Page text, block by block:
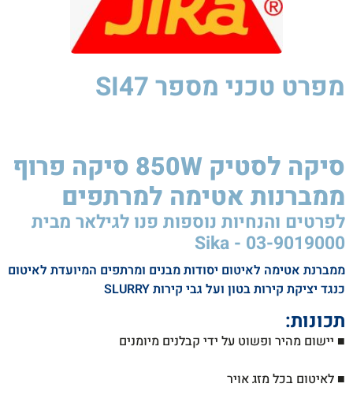
מפרט טכני מספר SI47
סיקה לסטיק 850W סיקה פרוף
ממברנות אטימה למרתפים​
לפרטים והנחיות נוספות פנו לגילאר מבית
Sika - 03-9019000
ממברנת אטימה לאיטום יסודות מבנים ומרתפים המיועדת לאיטום
כנגד יציקת קירות בטון ועל גבי קירות SLURRY
תכונות:
■ יישום מהיר ופשוט על ידי קבלנים מיומנים
■ לאיטום בכל מזג אויר